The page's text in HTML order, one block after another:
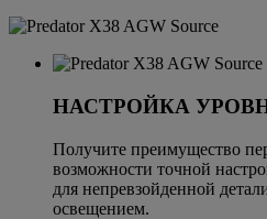
НАСТРОЙКА
Получите преимущество
возможности точной
для непревзойденной
освещением.